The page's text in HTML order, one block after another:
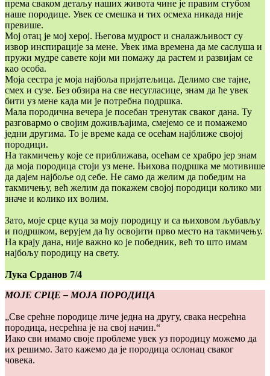
према сваком детаљу наших живота чине је правим стубом
наше породице. Увек се смешка и тих осмеха никада није
превише.
Мој отац је мој херој. Његова мудрост и сналажљивост су
извор инспирације за мене. Увек има времена да ме саслуша и
пружи мудре савете који ми помажу да растем и развијам се
као особа.
Моја сестра је моја најбоља пријатељица. Делимо све тајне,
смех и сузе. Без обзира на све несугласице, знам да ће увек
бити уз мене када ми је потребна подршка.
Мала породична вечера је посебан тренутак сваког дана. Ту
разговармо о својим доживљајима, смејемо се и помажемо
једни другима. То је време када се осећам најближе својој
породици.
На такмичењу које се приближава, осећам се храбро јер знам
да моја породица стоји уз мене. Њихова подршка ме мотивише
да дајем најбоље од себе. Не само да желим да победим на
такмичењу, већ желим да покажем својој породици колико ми
значе и колико их волим.
Зато, моје срце куца за моју породицу и са њиховом љубављу
и подршком, верујем да ћу освојити прво место на такмичењу.
На крају дана, није важно ко је победник, већ то што имам
најбољу породицу на свету.
Лука Срданов 7/4
МОЈЕ СРЦЕ – МОЈА ПОРОДИЦА
„Све срећне породице личе једна на другу, свака несрећна
породица, несрећна је на свој начин.“
Иако сви имамо своје проблеме увек уз породицу можемо да
их решимо. Зато кажемо да је породица ослонац сваког
човека.